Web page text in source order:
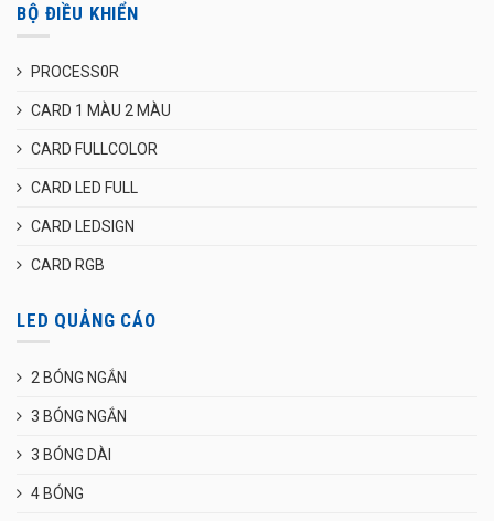
BỘ ĐIỀU KHIỂN
PROCESS0R
CARD 1 MÀU 2 MÀU
CARD FULLCOLOR
CARD LED FULL
CARD LEDSIGN
CARD RGB
LED QUẢNG CÁO
2 BÓNG NGẮN
3 BÓNG NGẮN
3 BÓNG DÀI
4 BÓNG